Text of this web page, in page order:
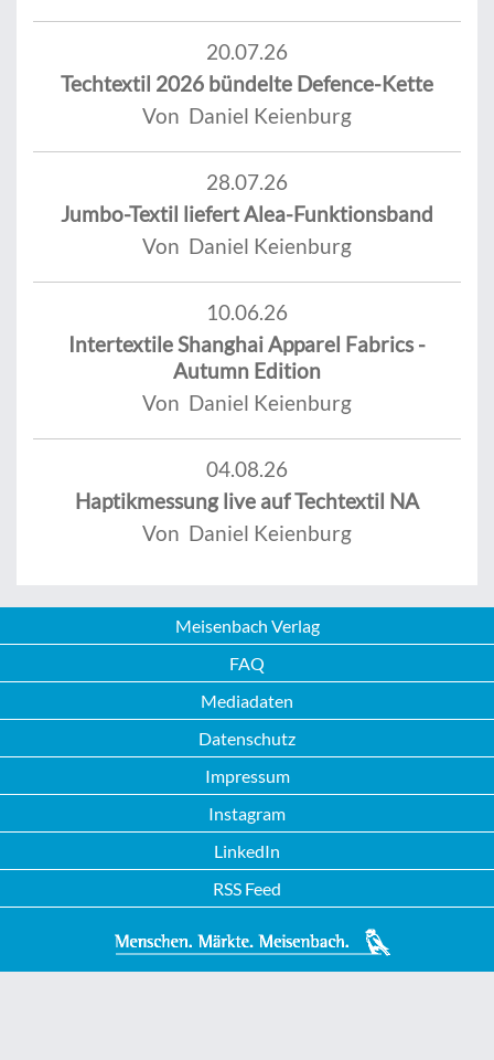
20.07.26
Techtextil 2026 bündelte Defence-Kette
Von Daniel Keienburg
28.07.26
Jumbo-Textil liefert Alea-Funktionsband
Von Daniel Keienburg
10.06.26
Intertextile Shanghai Apparel Fabrics -
Autumn Edition
Von Daniel Keienburg
04.08.26
Haptikmessung live auf Techtextil NA
Von Daniel Keienburg
Meisenbach Verlag
FAQ
Mediadaten
Datenschutz
Impressum
Instagram
LinkedIn
RSS Feed